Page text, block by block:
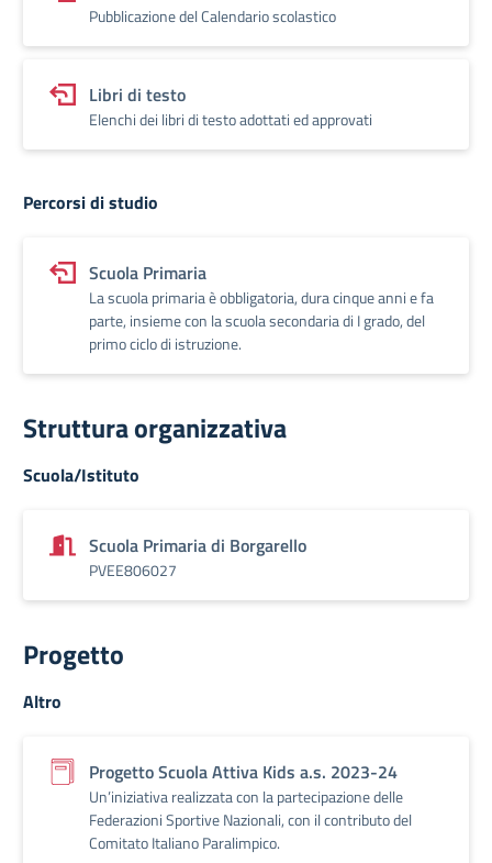
Pubblicazione del Calendario scolastico
Libri di testo
Elenchi dei libri di testo adottati ed approvati
Percorsi di studio
Scuola Primaria
La scuola primaria è obbligatoria, dura cinque anni e fa
parte, insieme con la scuola secondaria di I grado, del
primo ciclo di istruzione.
Struttura organizzativa
Scuola/Istituto
Scuola Primaria di Borgarello
PVEE806027
Progetto
Altro
Progetto Scuola Attiva Kids a.s. 2023-24
Un’iniziativa realizzata con la partecipazione delle
Federazioni Sportive Nazionali, con il contributo del
Comitato Italiano Paralimpico.